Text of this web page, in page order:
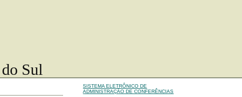
Sul
SISTEMA ELETRÔNICO DE
ADMINISTRAÇÃO DE CONFERÊNCIAS